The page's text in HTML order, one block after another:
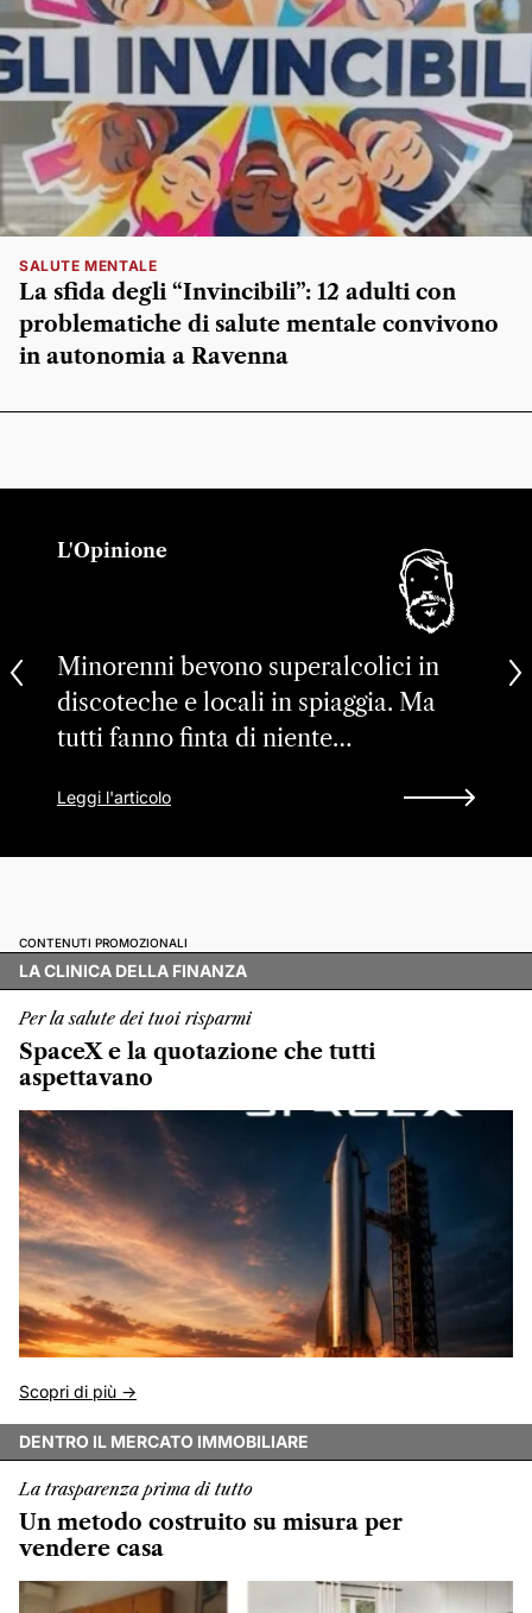
SALUTE MENTALE
La sfida degli “Invincibili”: 12 adulti con
problematiche di salute mentale convivono
in autonomia a Ravenna
L'Opinione
Minorenni bevono superalcolici in
discoteche e locali in spiaggia. Ma
tutti fanno finta di niente…
Leggi l'articolo
CONTENUTI PROMOZIONALI
LA CLINICA DELLA FINANZA
Per la salute dei tuoi risparmi
SpaceX e la quotazione che tutti
aspettavano
Scopri di più ->
DENTRO IL MERCATO IMMOBILIARE
La trasparenza prima di tutto
Un metodo costruito su misura per
vendere casa